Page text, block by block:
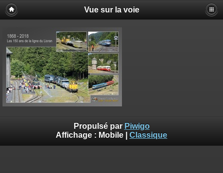
Vue sur la voie
Propulsé par Piwigo
Affichage : Mobile Classique